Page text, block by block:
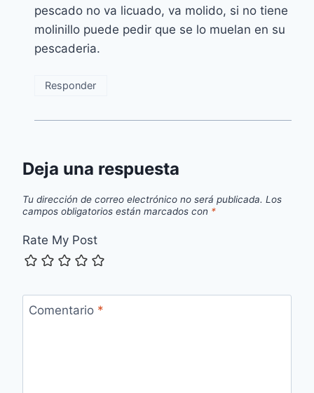
pescado no va licuado, va molido, si no tiene
molinillo puede pedir que se lo muelan en su
pescaderia.
Responder
Deja una respuesta
Tu dirección de correo electrónico no será publicada. Los
campos obligatorios están marcados con *
Rate My Post
Comentario *